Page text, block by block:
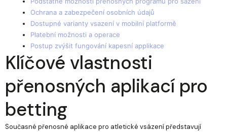
Ochrana a zabezpečení osobních údajů
Dostupné varianty vsazení v mobilní platformě
Platební možnosti a operace
Postup zvýšit fungování kapesní applikace
Klíčové vlastnosti
přenosných aplikací pro
betting
Současné přenosné aplikace pro atletické vsázení představují